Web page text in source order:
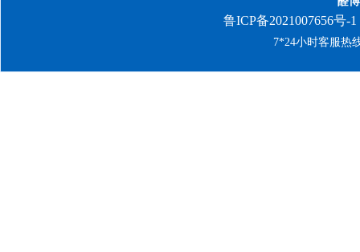
鲁ICP备2021007656号-1
7*24小时客服热